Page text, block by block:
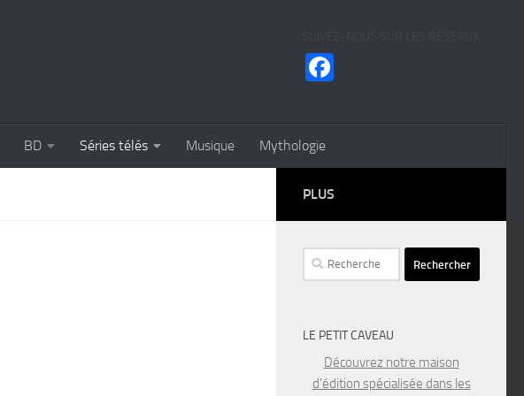
BD Séries télés Musique Mythologie
PLUS
Rechercher :
LE PETIT CAVEAU
Découvrez notre maison
d’édition spécialisée dans les